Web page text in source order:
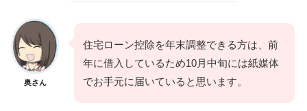
奥さん
住宅ローン控除を年末調整できる方は、前
年に借入しているため10月中旬には紙媒体
でお手元に届いていると思います。